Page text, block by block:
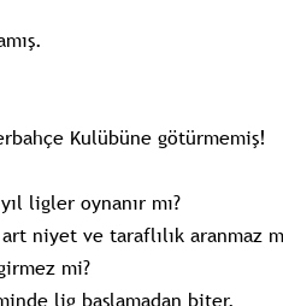
Kulübüne götürmemiş!
ligler oynanır mı?
niyet ve taraflılık aranmaz
mi?
lig başlamadan biter.